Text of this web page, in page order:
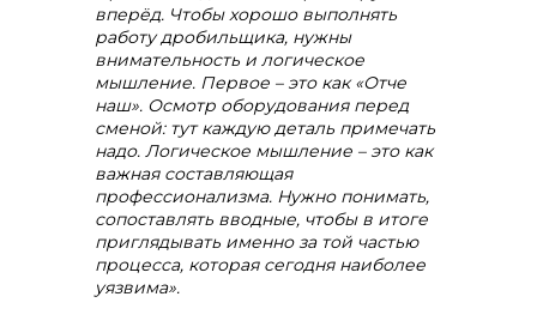
вперёд. Чтобы хорошо выполнять
работу дробильщика, нужны
внимательность и логическое
мышление. Первое – это как «Отче
наш». Осмотр оборудования перед
сменой: тут каждую деталь примечать
надо. Логическое мышление – это как
важная составляющая
профессионализма. Нужно понимать,
сопоставлять вводные, чтобы в итоге
приглядывать именно за той частью
процесса, которая сегодня наиболее
уязвима».